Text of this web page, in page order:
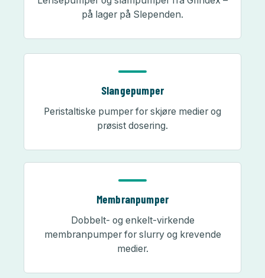
på lager på Slependen.
Slangepumper
Peristaltiske pumper for skjøre medier og
prøsist dosering.
Membranpumper
Dobbelt- og enkelt-virkende
membranpumper for slurry og krevende
medier.